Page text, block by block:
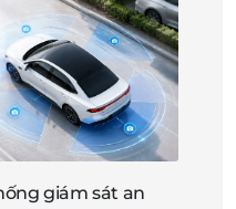
giám sát an